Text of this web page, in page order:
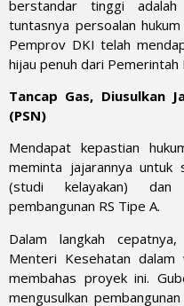
berstandar tinggi
tuntasnya persoalan
Pemprov DKI telah
hijau penuh dari Pemerintah
Tancap Gas, Diusulkan
(PSN)
Mendapat kepastian
meminta jajarannya
(studi kelayakan) dan
pembangunan RS Tipe A.
Dalam langkah
Menteri Kesehatan
membahas proyek ini.
mengusulkan